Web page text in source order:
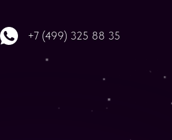
+7 (499) 325 88 35